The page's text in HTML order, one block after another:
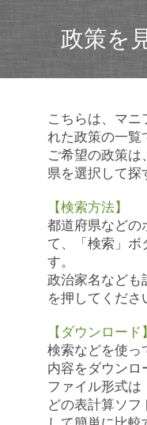
政策を
こちらは、マニ
れた政策の一覧
ご希望の政策
県を選択して探
【検索方法】
都道府県などの
て、「検索」ボ
す。
政治家名なども
を押してくださ
【ダウンロード】
検索などを使っ
内容をダウンロ
ファイル形式
どの表計算ソフ